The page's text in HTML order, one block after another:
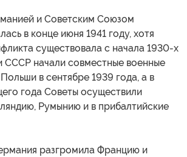
и Советским Союзом
в конце июня 1941 году, хотя
существовала с начала 1930-х
СССР начали совместные военные
в сентябре 1939 года, а в
года Советы осуществили
Румынию и в прибалтийские
разгромила Францию и